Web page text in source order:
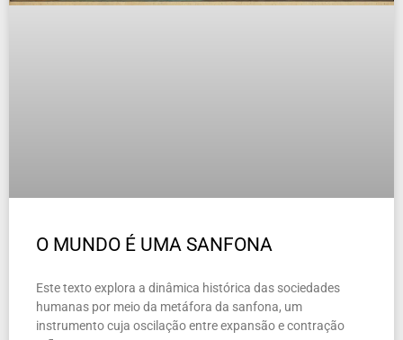
O MUNDO É UMA SANFONA
Este texto explora a dinâmica histórica das sociedades
humanas por meio da metáfora da sanfona, um
instrumento cuja oscilação entre expansão e contração